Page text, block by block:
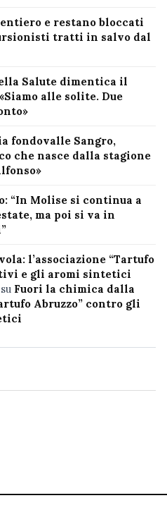
e restano bloccati
tratti in salvo dal
Salute dimentica il
alle solite. Due
fondovalle Sangro,
che nasce dalla stagione
“In Molise si continua a
ma poi si va in
l’associazione “Tartufo
e gli aromi sintetici
su Fuori la chimica dalla
Abruzzo” contro gli